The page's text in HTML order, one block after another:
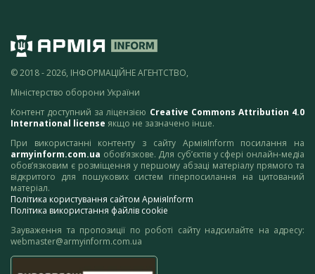
© 2018 - 2026, ІНФОРМАЦІЙНЕ АГЕНТСТВО,
Міністерство оборони України
Контент доступний за ліцензією Creative Commons Attribution 4.0
International license якщо не зазначено інше.
При використанні контенту з сайту АрміяInform посилання на
armyinform.com.ua обов’язкове. Для суб’єктів у сфері онлайн-медіа
обов’язковим є розміщення у першому абзаці матеріалу прямого та
відкритого для пошукових систем гіперпосилання на цитований
матеріал.
Політика користування сайтом АрміяInform
Політика використання файлів cookie
Зауваження та пропозиції по роботі сайту надсилайте на адресу:
webmaster@armyinform.com.ua